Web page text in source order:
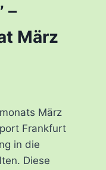
–
März
März
Frankfurt
in die
Diese